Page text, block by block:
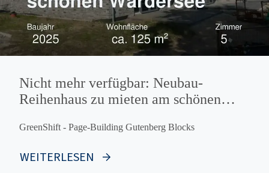
Nicht mehr verfügbar: Neubau-
Reihenhaus zu mieten am schönen
GreenShift - Page-Building Gutenberg Blocks
WEITERLESEN